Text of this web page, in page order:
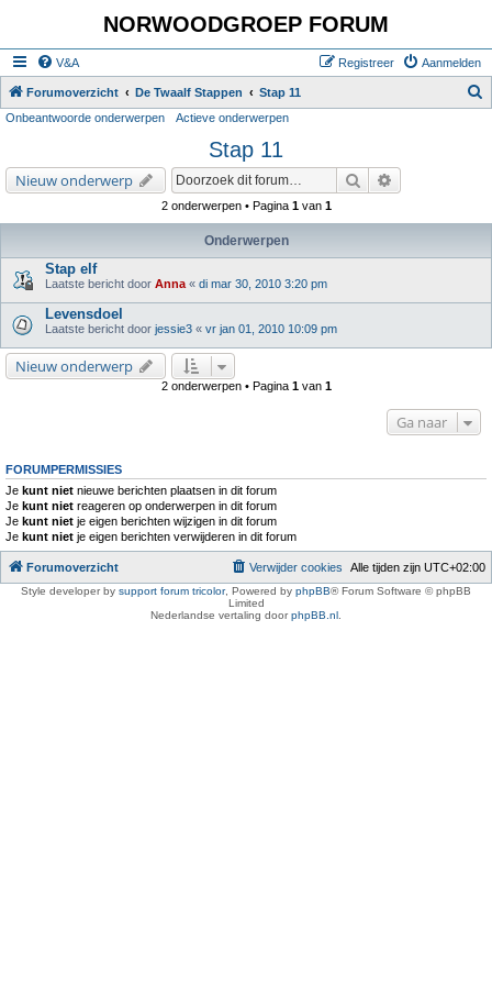
NORWOODGROEP FORUM
V&A Aanmelden
Registreer
Forumoverzicht De Twaalf Stappen Stap 11
Onbeantwoorde onderwerpen Actieve onderwerpen
Stap 11
Nieuw onderwerp Zoek
2 onderwerpen • Pagina 1van 1
Onderwerpen
Stap elf
Laatste bericht door Anna « di mar 30, 2010 3:20 pm
Levensdoel
Laatste bericht door jessie3 « vr jan 01, 2010 10:09 pm
Nieuw onderwerp
2 onderwerpen • Pagina 1van 1
Ga naar
FORUMPERMISSIES
Je kunt niet nieuwe berichten plaatsen in dit forum
Je kunt niet reageren op onderwerpen in dit forum
Je kunt niet je eigen berichten wijzigen in dit forum
Je kunt niet je eigen berichten verwijderen in dit forum
Forumoverzicht Alle tijden zijn UTC+02:00
Verwijder cookies
Style developer by support forum tricolor, Powered by phpBB® Forum Software © phpBB
Limited
Nederlandse vertaling doorphpBB.nl